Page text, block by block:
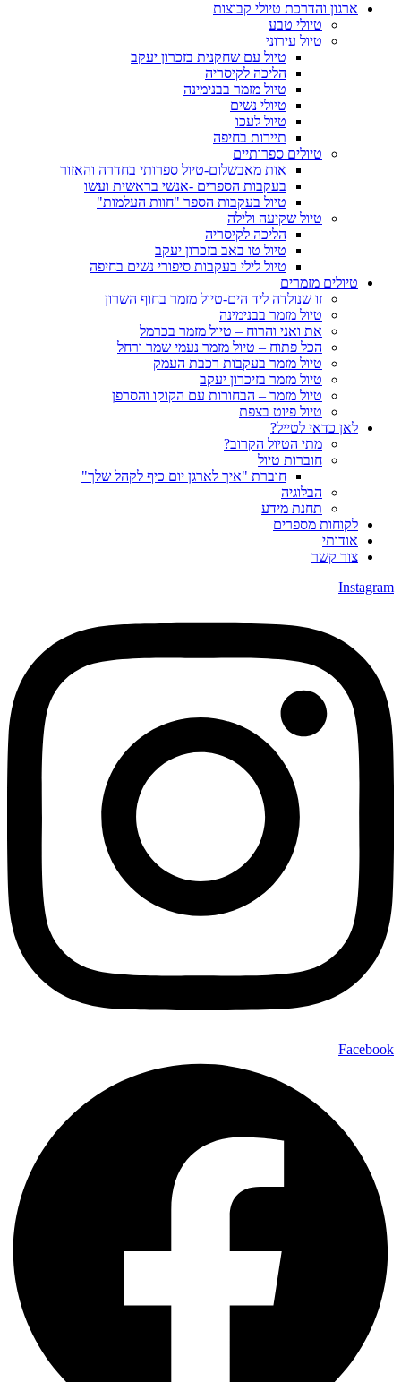
ארגון והדרכת טיולי קבוצות
טיולי טבע
טיול עירוני
טיול עם שחקנית בזכרון יעקב
הליכה לקיסריה
טיול מזמר בבנימינה
טיולי נשים
טיול לעכו
תיירות בחיפה
טיולים ספרותיים
אות מאבשלום-טיול ספרותי בחדרה והאזור
בעקבות הספרים -אנשי בראשית ועשו
טיול בעקבות הספר "חוות העלמות"
טיול שקיעה ולילה
הליכה לקיסריה
טיול טו באב בזכרון יעקב
טיול לילי בעקבות סיפורי נשים בחיפה
טיולים מזמרים
זו שנולדה ליד הים-טיול מזמר בחוף השרון
טיול מזמר בבנימינה
את ואני והרוח – טיול מזמר בכרמל
הכל פתוח – טיול מזמר נעמי שמר ורחל
טיול מזמר בעקבות רכבת העמק
טיול מזמר בזיכרון יעקב
טיול מזמר – הבחורות עם הקוקו והסרפן
טיול פיוט בצפת
לאן כדאי לטייל?
מתי הטיול הקרוב?
חוברות טיול
חוברת "איך לארגן יום כיף לקהל שלך"
הבלוגיה
תחנת מידע
לקוחות מספרים
אודותי
צור קשר
Instagram
Facebook